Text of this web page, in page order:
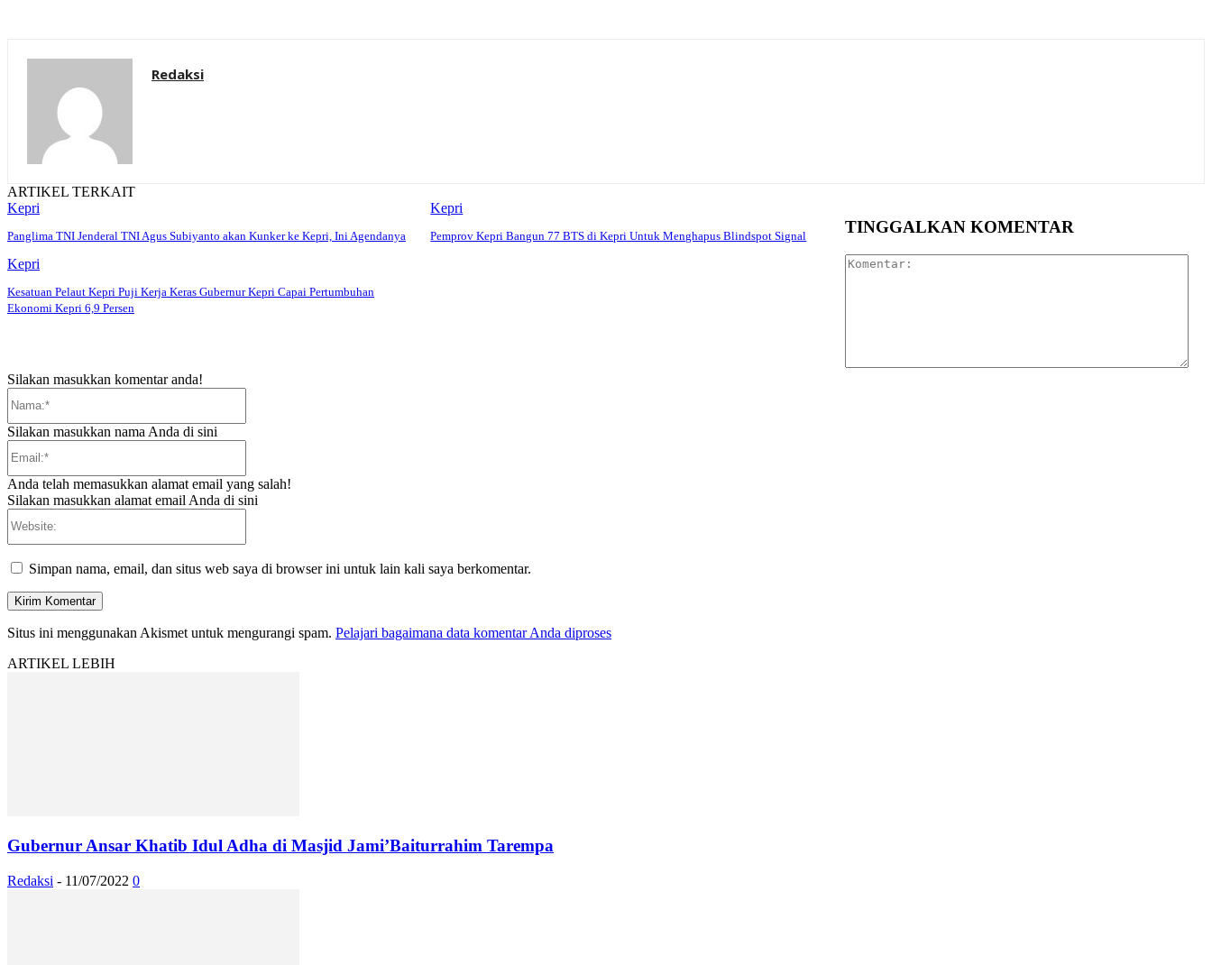
Redaksi
ARTIKEL TERKAIT
Kepri
Panglima TNI Jenderal TNI Agus Subiyanto akan Kunker ke Kepri, Ini Agendanya
Kepri
Pemprov Kepri Bangun 77 BTS di Kepri Untuk Menghapus Blindspot Signal
Kepri
Kesatuan Pelaut Kepri Puji Kerja Keras Gubernur Kepri Capai Pertumbuhan
Ekonomi Kepri 6,9 Persen
TINGGALKAN KOMENTAR
Silakan masukkan komentar anda!
Silakan masukkan nama Anda di sini
Anda telah memasukkan alamat email yang salah!
Silakan masukkan alamat email Anda di sini
Simpan nama, email, dan situs web saya di browser ini untuk lain kali saya berkomentar.
Situs ini menggunakan Akismet untuk mengurangi spam. Pelajari bagaimana data komentar Anda diproses
ARTIKEL LEBIH
Gubernur Ansar Khatib Idul Adha di Masjid Jami’Baiturrahim Tarempa
Redaksi - 11/07/2022 0